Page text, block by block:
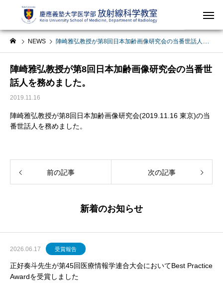
NEWS 陣崎雅弘教授が第8回日本加齢画像研究会の当番世話⼈を務めました。
陣崎雅弘教授が第8回日本加齢画像研究会の当番世
話⼈を務めました。
2019.11.16
陣崎雅弘教授が第8回日本加齢画像研究会(2019.11.16 東京)の当
番世話⼈を務めました。
前の記事 次の記事
新着のお知らせ
2026.06.17 受賞報告
正好奏斗先生が第45回医療情報学連合大会においてBest Practice
Awardを受賞しました